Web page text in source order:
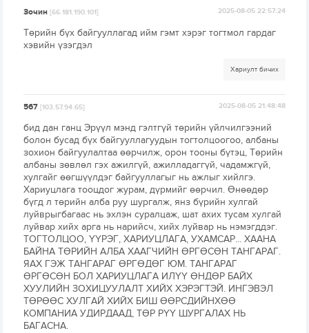
Зочин[66.181.190.101] 2025-08-05 22:57:24
Төрийн бүх байгууллагад ийм гэмт хэрэг тогтмол гардаг
хэвийн үзэгдэл
Хариулт бичих
567[103.57.94.65] 2025-08-05 21:48:48
бид дан ганц Эрүүл мэнд гэлтгүй төрийн үйлчилгээний
болон бусад бүх байгууллагуудын тогтолцоогоо, албаны
зохион байгуулалтаа өөрчилж, орон тооны бүтэц, Төрийн
албаны зөвлөл гэх ажилгүй, ажилладаггүй, чадамжгүй,
хулгайг өөгшүүлдэг байгууллагыг нь ажлыг хийлгэ.
Хариуцлага тооцдог журам, дүрмийг өөрчил. Өнөөдөр
бүгд л төрийн алба руу шургалж, янз бүрийн хулгай
луйврыгбагаас нь эхлэн суралцаж, шат ахих тусам хулгай
луйвар хийх арга нь нарийсч, хийх луйвар нь нэмэгддэг.
ТОГТОЛЦОО, ҮҮРЭГ, ХАРИУЦЛАГА, УХАМСАР... ХААНА
БАЙНА ТӨРИЙН АЛБА ХААГЧИЙН ӨРГӨСӨН ТАНГАРАГ.
ЯАХ ГЭЖ ТАНГАРАГ ӨРГӨДӨГ ЮМ. ТАНГАРАГ
ӨРГӨСӨН БОЛ ХАРИУЦЛАГА ИЛҮҮ ӨНДӨР БАЙХ
ХУУЛИЙН ЗОХИЦУУЛАЛТ ХИЙХ ХЭРЭГТЭЙ. ИНГЭВЭЛ
ТӨРӨӨС ХУЛГАЙ ХИЙХ БИШ ӨӨРСДИЙНХӨӨ
КОМПАНИА УДИРДААД, ТӨР РҮҮ ШУРГАЛАХ НЬ
БАГАСНА.